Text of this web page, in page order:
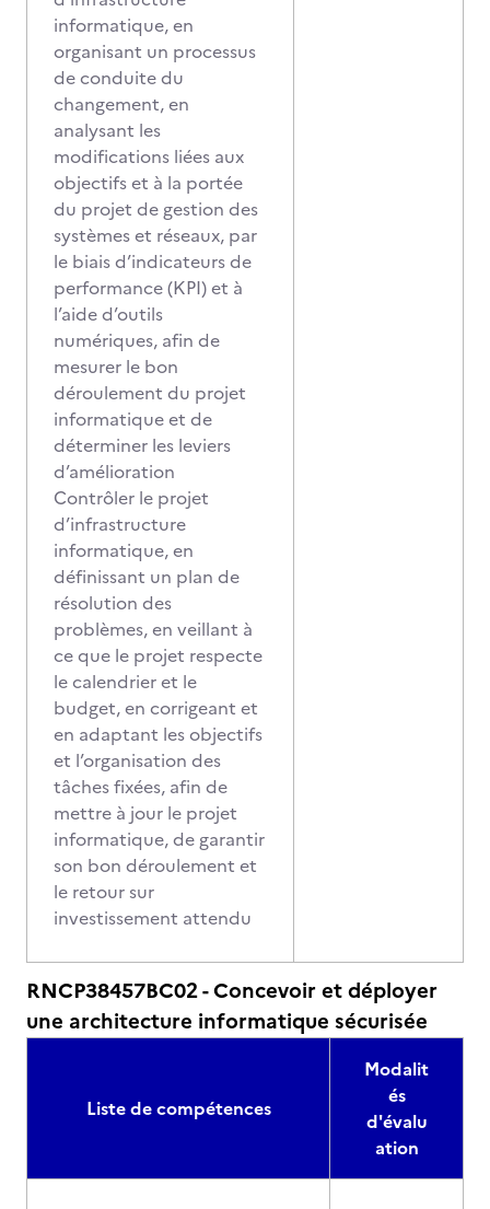
informatique, en
organisant un processus
de conduite du
changement, en
analysant les
modifications liées aux
objectifs et à la portée
du projet de gestion des
systèmes et réseaux, par
le biais d’indicateurs de
performance (KPI) et à
l’aide d’outils
numériques, afin de
mesurer le bon
déroulement du projet
informatique et de
déterminer les leviers
d’amélioration
Contrôler le projet
d’infrastructure
informatique, en
définissant un plan de
résolution des
problèmes, en veillant à
ce que le projet respecte
le calendrier et le
budget, en corrigeant et
en adaptant les objectifs
et l’organisation des
tâches fixées, afin de
mettre à jour le projet
informatique, de garantir
son bon déroulement et
le retour sur
investissement attendu
RNCP38457BC02 - Concevoir et déployer
une architecture informatique sécurisée
Liste de compétences
Modalit
és
d'évalu
ation